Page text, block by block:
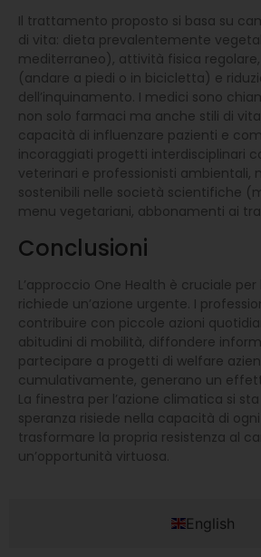
English
Il trattamento proposto si basa su
di vita: dieta prevalentemente
mediterraneo), attività fisica
(andare a piedi o in bicicletta) e
dell’inquinamento. I medici sono
non solo farmaci ma anche stili di
capacità di influenzare pazienti e
incoraggiati progetti interdisciplinari
veterinari e professionisti ambientali,
sostenibili nelle società scientifiche
menu vegetariani, abbonamenti ai
Conclusioni
L’approccio One Health è cruciale
richiede un’azione urgente. I
contribuire con piccole azioni
abitudini di mobilità, diffondere
partecipare a progetti di welfare
cumulativamente, generano un
La finestra per l’azione climatica si
speranza risiede nella capacità di
trasformare la propria resistenza al
un’opportunità virtuosa.